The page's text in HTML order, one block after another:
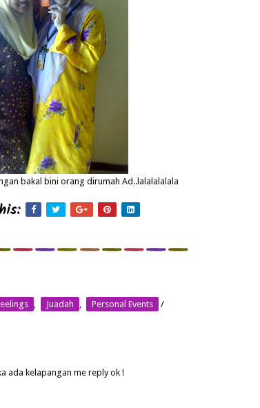
bakal bini orang dirumah Ad..lalalalalala
Juadah Personal Events /
ada kelapangan me reply ok !